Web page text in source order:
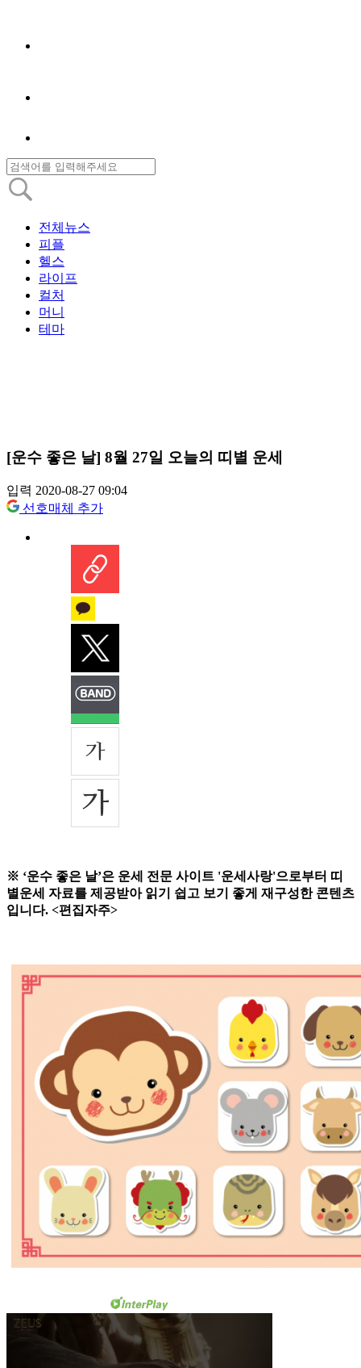
전체뉴스
피플
헬스
라이프
컬처
머니
테마
[운수 좋은 날] 8월 27일 오늘의 띠별 운세
입력 2020-08-27 09:04
선호매체 추가
※ ‘운수 좋은 날’은 운세 전문 사이트 '운세사랑'으로부터 띠
별운세 자료를 제공받아 읽기 쉽고 보기 좋게 재구성한 콘텐츠
입니다. <편집자주>